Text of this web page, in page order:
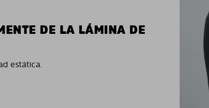
DE LA LÁMINA DE
estática.